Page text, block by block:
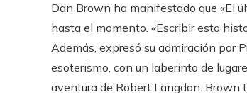
Dan Brown ha manifestado que «El
hasta el momento. «Escribir esta
Además, expresó su admiración por
esoterismo, con un laberinto de
aventura de Robert Langdon. Brown